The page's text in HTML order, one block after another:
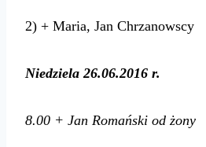
2) + Maria, Jan Chrzanowscy
Niedziela 26.06.2016 r.
8.00 + Jan Romański od żony